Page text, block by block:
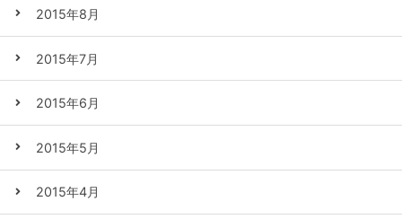
2015年8月
2015年7月
2015年6月
2015年5月
2015年4月